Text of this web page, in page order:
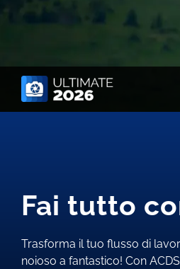
Fai tutto
Trasforma il tuo flusso di
noioso a fantastico! Con